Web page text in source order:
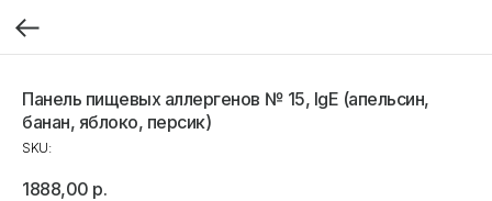
Панель пищевых аллергенов № 15, IgE (апельсин,
банан, яблоко, персик)
SKU:
1888,00 р.